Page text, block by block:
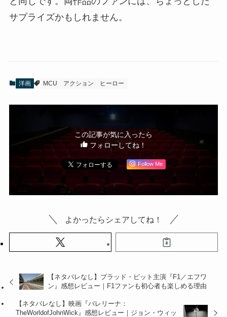
サプライズかもしれません。
洋画 MCU アクション ヒーロー
この記事が気に入ったら
フォローしてね！
Follow Me
よかったらシェアしてね！
【ネタバレなし】ブラッド・ピット主演『F1／エフワ
ン』感想レビュー｜F1ファンも初心者も楽しめる理由
【ネタバレなし】映画『バレリーナ：
TheWorldofJohnWick』感想レビュー｜ジョン・ウィッ